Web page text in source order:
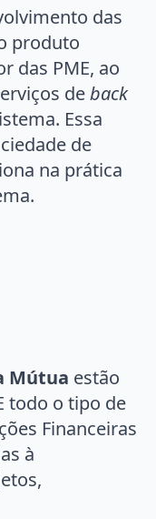
das
produto
das PME, ao
deback
Essa
de
na prática
Mútua estão
todo o tipo de
Financeiras
à